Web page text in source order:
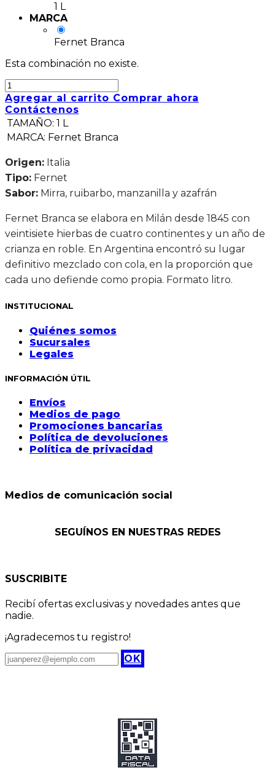
1 L
MARCA
Fernet Branca
Esta combinación no existe.
Agregar al carrito Comprar ahora
Contáctenos
TAMAÑO: 1 L
MARCA: Fernet Branca
Origen: Italia
Tipo: Fernet
Sabor: Mirra, ruibarbo, manzanilla y azafrán
Fernet Branca se elabora en Milán desde 1845 con
veintisiete hierbas de cuatro continentes y un año de
crianza en roble. En Argentina encontró su lugar
definitivo mezclado con cola, en la proporción que
cada uno defiende como propia. Formato litro.
INSTITUCIONAL
Quiénes somos
Sucursales
Legales
INFORMACIÓN ÚTIL
Envíos
Medios de pago
Promociones bancarias
Política de devoluciones
Política de privacidad
Medios de comunicación social
SEGUÍNOS EN NUESTRAS REDES
SUSCRIBITE
Recibí ofertas exclusivas y novedades antes que
nadie.
¡Agradecemos tu registro!
OK